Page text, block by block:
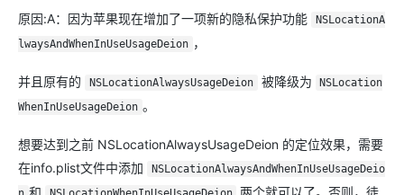
原因:A：因为苹果现在增加了一项新的隐私保护功能
NSLocationA
lwaysAndWhenInUseUsageDeion ，
并且原有的 NSLocationAlwaysUsageDeion 被降级为
NSLocation
WhenInUseUsageDeion 。
想要达到之前 NSLocationAlwaysUsageDeion 的定位效果，需要
在info.plist文件中添加
NSLocationAlwaysAndWhenInUseUsageDeio
和
两个就可以了。否则，徒